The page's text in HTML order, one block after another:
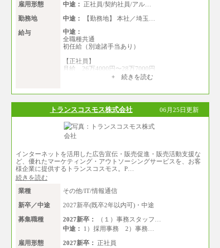
雇用形態
中途： 正社員/契約社員/アル…
勤務地
中途：
【勤務地】 本社／埼玉…
給与
中途：
全職種共通
初任給（別途諸手当あり）
【正社員】
月給 26万4000円〜28万7000円
【アルバイト・パート・時給制】
千葉／1,290円～、東京／1,390円～、埼玉/1,315
円～、
神奈川/1,390円～、静岡/1,240円～、滋賀/1,220
円～、
※正社員・契約社員登用制度あり
※上記給与をベースにスキル・経験に応じて、
決定します。
※試用期間中も給与に変更はございません
+ 続きを読む
トランスコスモス株式会社 06月25日更新
インターネットを活用した広告宣伝・販売促進・販売活動支援な
ど、優れたマーケティング・アウトソーシングサービスを、お客
様企業に提供するトランスコスモス。P…
続きを読む
業種
その他/IT/情報通信
新卒／中途
2027新卒(既卒2年以内可)・中途
募集職種
2027新卒：
（１）事務スタッフ…
中途： 1）採用事務 2）事務…
雇用形態
2027新卒： 正社員